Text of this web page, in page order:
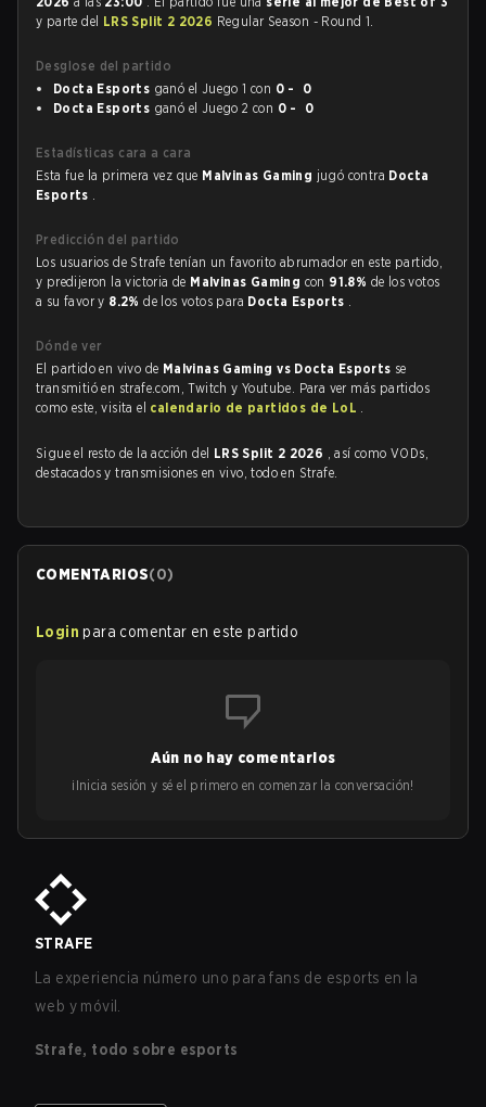
y parte del LRS Split 2 2026 Regular Season - Round 1.
Desglose del partido
Docta Esports ganó el Juego 1 con 0 - 0
Docta Esports ganó el Juego 2 con 0 - 0
Estadísticas cara a cara
Esta fue la primera vez que Malvinas Gaming jugó contra Docta
Esports .
Predicción del partido
Los usuarios de Strafe tenían un favorito abrumador en este partido,
y predijeron la victoria de Malvinas Gaming con 91.8% de los votos
a su favor y 8.2%de los votos para Docta Esports .
Dónde ver
El partido en vivo de Malvinas Gaming vs Docta Esports se
transmitió en strafe.com, Twitch y Youtube. Para ver más partidos
como este, visita el calendario de partidos de LoL .
Sigue el resto de la acción del LRS Split 2 2026 , así como VODs,
destacados y transmisiones en vivo, todo en Strafe.
COMENTARIOS(0)
Login para comentar en este partido
Aún no hay comentarios
¡Inicia sesión y sé el primero en comenzar la conversación!
STRAFE
La experiencia número uno para fans de esports en la
web y móvil.
Strafe, todo sobre esports